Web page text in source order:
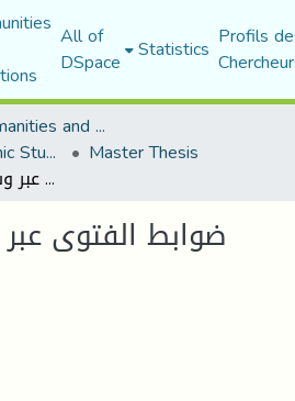
All of
DSpace Statistics Profils
Faculty of Humanities and Social Sciences
Department of Islamic Studies Master Thesis
ضوابط الفتوى عبر وسائل الإتصال الحديثة
ضوابط الفتوى